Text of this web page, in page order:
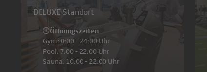
DELUXE-Standort
Öffnungszeiten
Gym: 0:00 - 24:00 Uhr
Pool: 7:00 - 22:00 Uhr
Sauna: 10:00 - 22:00 Uhr